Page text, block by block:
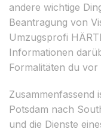
andere wichtige
Beantragung von
Umzugsprofi
Informationen
Formalitäten du
Zusammenfassend
Potsdam nach
und die Dienste